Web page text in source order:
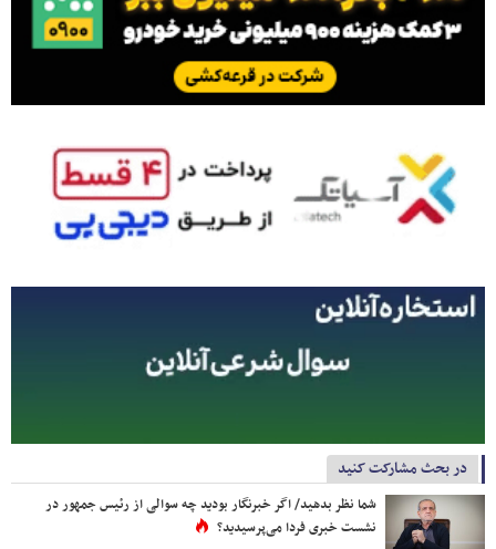
در بحث مشارکت کنید
شما نظر بدهید/ اگر خبرنگار بودید چه سوالی از رئیس جمهور در
نشست خبری فردا می‌پرسیدید؟